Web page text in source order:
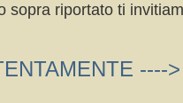
sopra riportato ti
----